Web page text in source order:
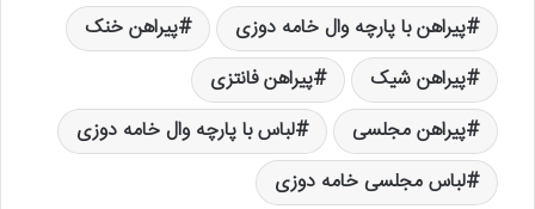
پیراهن با پارچه وال خامه دوزی
پیراهن خنک
پیراهن شیک
پیراهن فانتزی
پیراهن مجلسی
لباس با پارچه وال خامه دوزی
لباس مجلسی خامه دوزی